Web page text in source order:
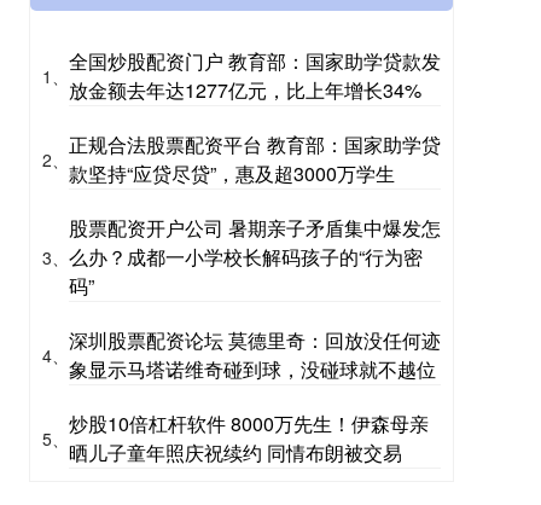
1、
全国炒股配资门户 教育部：国家助学贷款发
放金额去年达1277亿元，比上年增长34%
2、
正规合法股票配资平台 教育部：国家助学贷
款坚持“应贷尽贷”，惠及超3000万学生
3、
股票配资开户公司 暑期亲子矛盾集中爆发怎
么办？成都一小学校长解码孩子的“行为密
码”
4、
深圳股票配资论坛 莫德里奇：回放没任何迹
象显示马塔诺维奇碰到球，没碰球就不越位
5、
炒股10倍杠杆软件 8000万先生！伊森母亲
晒儿子童年照庆祝续约 同情布朗被交易